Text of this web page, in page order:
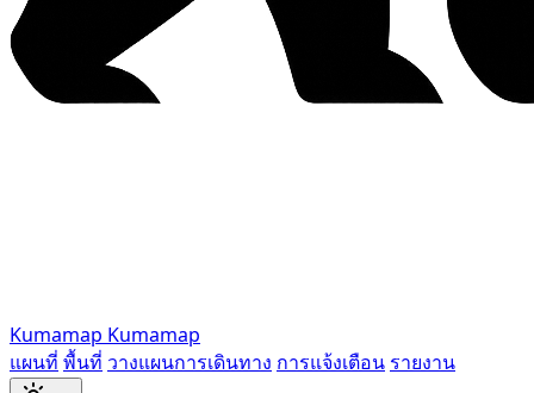
Kumamap Kumamap
แผนที่ พื้นที่ วางแผนการเดินทาง การแจ้งเตือน รายงาน